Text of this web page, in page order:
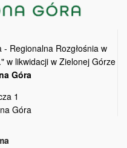
Regionalna Rozgłośnia w
w likwidacji w Zielonej Górze
Góra
1
Góra